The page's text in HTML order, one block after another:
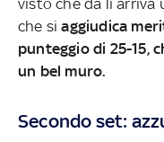
visto che da lì arriva
che siaggiudica
punteggio di 25-15,
un bel muro.
Secondo set: